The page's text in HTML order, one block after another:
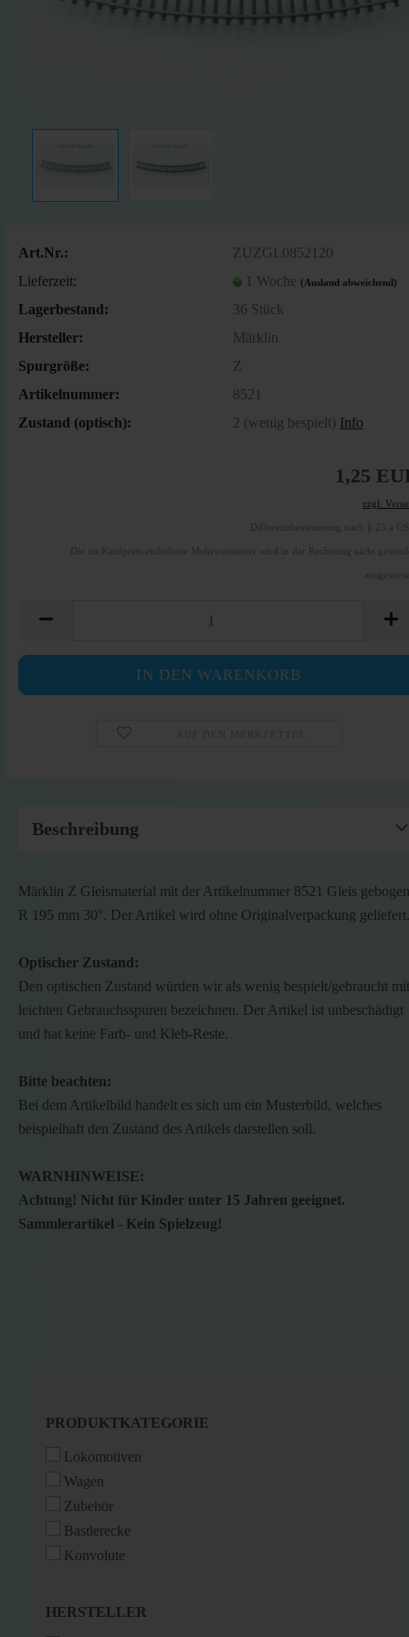
Art.Nr.:
ZUZGL0852120
Lieferzeit:
1 Woche (Ausland abweichend)
Lagerbestand: 36 Stück
Hersteller:
Märklin
Spurgröße:
Z
Artikelnummer:
8521
Zustand (optisch):
2 (wenig bespielt) Info
1,25
zzgl.
Differenzbesteuerung nach § 25 a
Die im Kaufpreis enthaltene Mehrwertsteuer wird in der Rechnung nicht
Beschreibung
Märklin Z Gleismaterial mit der Artikelnummer 8521 Gleis gebogen
R 195 mm 30°. Der Artikel wird ohne Originalverpackung geliefert.
Optischer Zustand:
Den optischen Zustand würden wir als wenig bespielt/gebraucht mit
leichten Gebrauchsspuren bezeichnen. Der Artikel ist unbeschädigt
und hat keine Farb- und Kleb-Reste.
Bitte beachten:
Bei dem Artikelbild handelt es sich um ein Musterbild, welches
beispielhaft den Zustand des Artikels darstellen soll.
WARNHINWEISE:
Achtung! Nicht für Kinder unter 15 Jahren geeignet.
Sammlerartikel - Kein Spielzeug!
PRODUKTKATEGORIE
PRODUKTKATEGORIE
Lokomotiven
Wagen
Zubehör
Bastlerecke
Konvolute
HERSTELLER
HERSTELLER